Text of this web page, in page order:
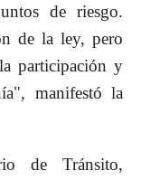
de riesgo.
de la ley, pero
participación y
manifestó la
de Tránsito,